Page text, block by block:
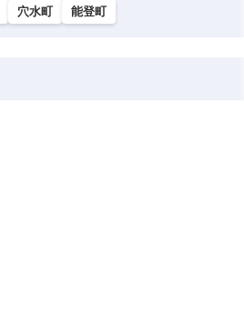
穴水町 能登町